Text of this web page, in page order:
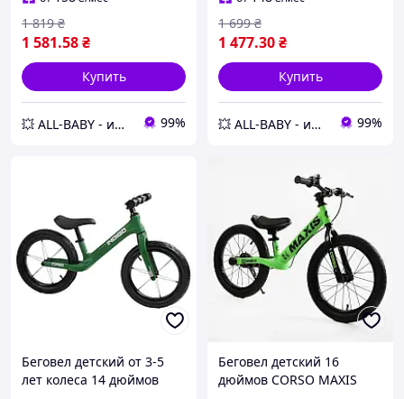
1 581.58₴
1 819 ₴
Купить
💥 ALL-BABY - интернет - магазин товаров для детей 99%
1 477.30₴
1 699 ₴
Купить
💥 ALL-BABY - интернет - магазин товаров для детей 99%
Беговел детский от 3-5
лет колеса 14 дюймов
Беговел детский 16
дюймов CORSO MAXIS